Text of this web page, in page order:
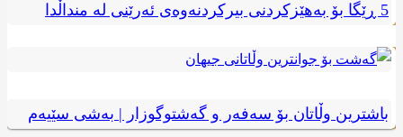
5 ڕێگا بۆ بەهێزکردنی بیرکردنەوەی ئەرێنی لە منداڵدا
باشترین وڵاتان بۆ سەفەر و گەشتوگوزار | بەشی سێیەم